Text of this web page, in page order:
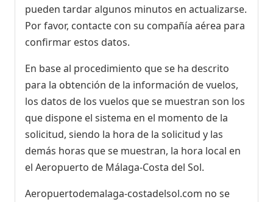
pueden tardar algunos minutos en actualizarse.
Por favor, contacte con su compañía aérea para
confirmar estos datos.
En base al procedimiento que se ha descrito
para la obtención de la información de vuelos,
los datos de los vuelos que se muestran son los
que dispone el sistema en el momento de la
solicitud, siendo la hora de la solicitud y las
demás horas que se muestran, la hora local en
el Aeropuerto de Málaga-Costa del Sol.
Aeropuertodemalaga-costadelsol.com no se